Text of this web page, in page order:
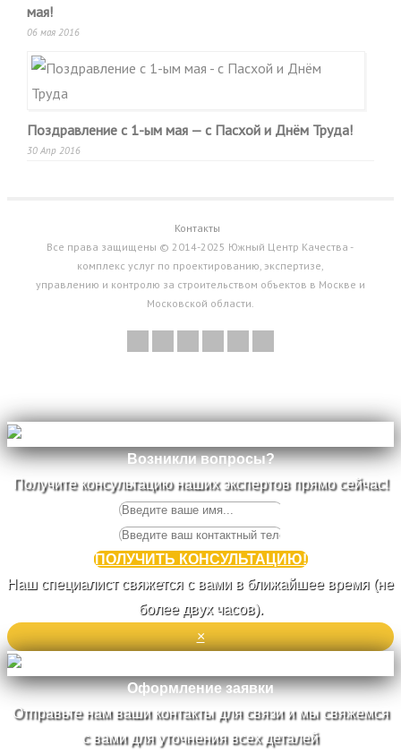
мая!
06 мая 2016
Поздравление с 1-ым мая — с Пасхой и Днём Труда!
30 Апр 2016
Контакты
Все права защищены © 2014-2025 Южный Центр Качества -
комплекс услуг по проектированию, экспертизе,
управлению и контролю за строительством объектов в Москве и
Московской области.
Возникли вопросы?
Получите консультацию наших экспертов прямо сейчас!
ПОЛУЧИТЬ КОНСУЛЬТАЦИЮ!
Наш специалист свяжется с вами в ближайшее время (не
более двух часов).
×
Оформление заявки
Отправьте нам ваши контакты для связи и мы свяжемся
с вами для уточнения всех деталей